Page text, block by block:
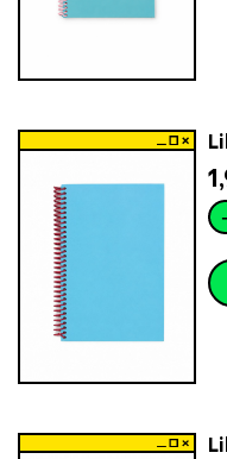
-